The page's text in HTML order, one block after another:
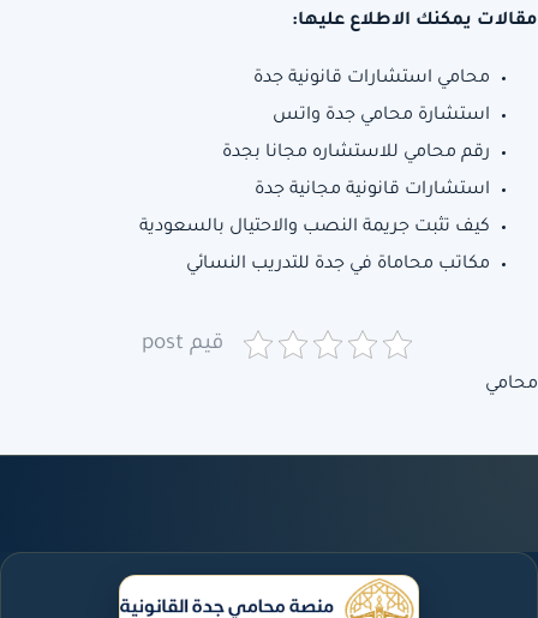
مقالات يمكنك الاطلاع عليها:
محامي استشارات قانونية جدة
استشارة محامي جدة واتس
رقم محامي للاستشاره مجانا بجدة
استشارات قانونية مجانية جدة
كيف تثبت جريمة النصب والاحتيال بالسعودية
مكاتب محاماة في جدة للتدريب النسائي
قيم post
محامي